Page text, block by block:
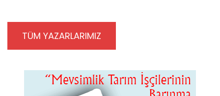
TÜM YAZARLARIMIZ